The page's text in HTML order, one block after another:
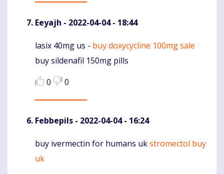
Eeyajh - 2022-04-04 - 18:44
Komentaras
lasix 40mg us - buy doxycycline 100mg sale
buy sildenafil 150mg pills
0
0
Febbepils - 2022-04-04 - 16:24
Komentaras
buy ivermectin for humans ukstromectol buy
uk